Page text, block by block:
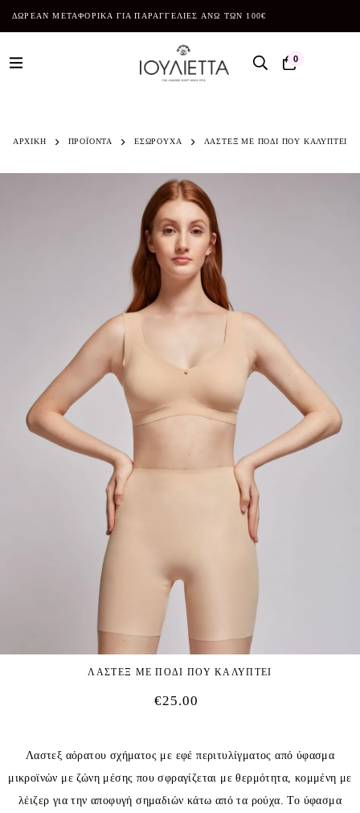
ΔΩΡΕΑΝ ΜΕΤΑΦΟΡΙΚΑ ΓΙΑ ΠΑΡΑΓΓΕΛΙΕΣ ΑΝΩ ΤΩΝ 100€
0
ΑΡΧΙΚΗ ΠΡΟΪΌΝΤΑ ΕΣΩΡΟΥΧΑ ΛΑΣΤΕΞ ΜΕ ΠΟΔΙ ΠΟΥ ΚΑΛΥΠΤΕΙ
ΛΑΣΤΕΞ ΜΕ ΠΟΔΙ ΠΟΥ ΚΑΛΥΠΤΕΙ
€25.00
Λαστεξ αόρατου σχήματος με εφέ περιτυλίγματος από ύφασμα
μικροϊνών με ζώνη μέσης που σφραγίζεται με θερμότητα, κομμένη με
λέιζερ για την αποφυγή σημαδιών κάτω από τα ρούχα. Το ύφασμα